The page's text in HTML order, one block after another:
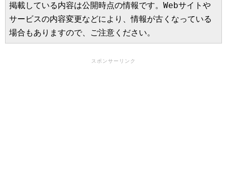
掲載している内容は公開時点の情報です。Webサイトや
サービスの内容変更などにより、情報が古くなっている
場合もありますので、ご注意ください。
スポンサーリンク